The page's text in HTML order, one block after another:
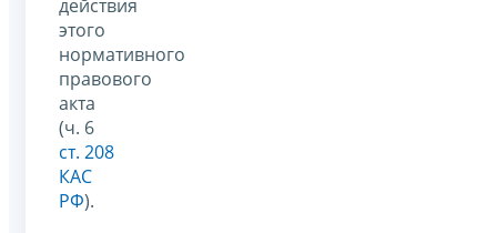
действия
этого
нормативного
правового
акта
(ч. 6
ст. 208
КАС
РФ).